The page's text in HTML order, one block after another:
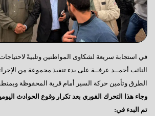
في استجابة سريعة لشكاوى المواطنين وتلبيةً
النائب أحمــد عرفــة على بدء تنفيذ مجموعة من
الطرق وتأمين حركة السير أمام قرية المحفوظة
وجاء هذا التحرك الفوري بعد تكرار وقوع الحوادث
تم البدء في: